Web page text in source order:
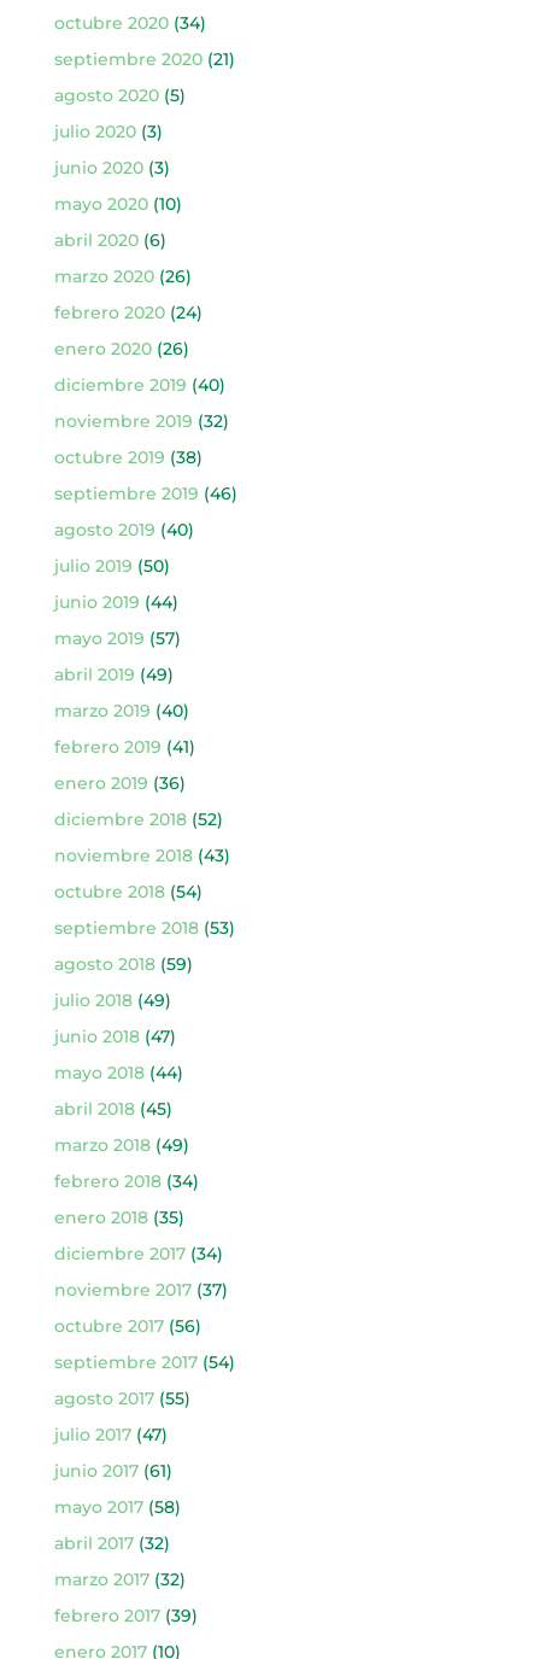
octubre 2020(34)
septiembre 2020(21)
agosto 2020(5)
julio 2020(3)
junio 2020(3)
mayo 2020(10)
abril 2020(6)
marzo 2020(26)
febrero 2020(24)
enero 2020(26)
diciembre 2019 (40)
noviembre 2019 (32)
octubre 2019 (38)
septiembre 2019 (46)
agosto 2019 (40)
julio 2019 (50)
junio 2019 (44)
mayo 2019 (57)
abril 2019 (49)
marzo 2019 (40)
febrero 2019 (41)
enero 2019 (36)
diciembre 2018(52)
noviembre 2018(43)
octubre 2018(54)
septiembre 2018(53)
agosto 2018(59)
julio 2018(49)
junio 2018(47)
mayo 2018(44)
abril 2018(45)
marzo 2018(49)
febrero 2018(34)
enero 2018(35)
diciembre 2017(34)
noviembre 2017(37)
octubre 2017(56)
septiembre 2017(54)
agosto 2017(55)
julio 2017(47)
junio 2017(61)
mayo 2017(58)
abril 2017(32)
marzo 2017(32)
febrero 2017(39)
enero 2017(10)